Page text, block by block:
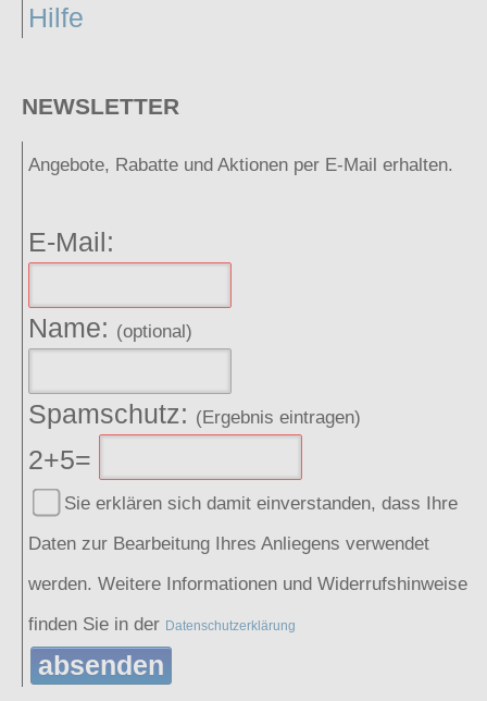
Hilfe
NEWSLETTER
Angebote, Rabatte und Aktionen per E-Mail erhalten.
E-Mail:
Name: (optional)
Spamschutz: (Ergebnis eintragen)
2+5=
Sie erklären sich damit einverstanden, dass Ihre
Daten zur Bearbeitung Ihres Anliegens verwendet
werden. Weitere Informationen und Widerrufshinweise
finden Sie in der Datenschutzerklärung
absenden